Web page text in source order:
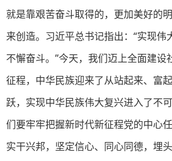
就是靠艰苦奋斗取得的，更加美好的
来创造。习近平总书记指出：“实现伟
不懈奋斗。”今天，我们迈上全面建设
征程，中华民族迎来了从站起来、富
跃，实现中华民族伟大复兴进入了不
们要牢牢把握新时代新征程党的中心
实干兴邦，坚定信心、同心同德，埋